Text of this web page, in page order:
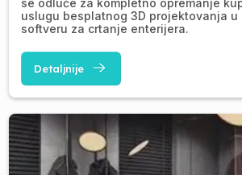
se odluče za kompletno opremanje
uslugu besplatnog 3D projektovanja u
softveru za crtanje enterijera.
Detaljnije